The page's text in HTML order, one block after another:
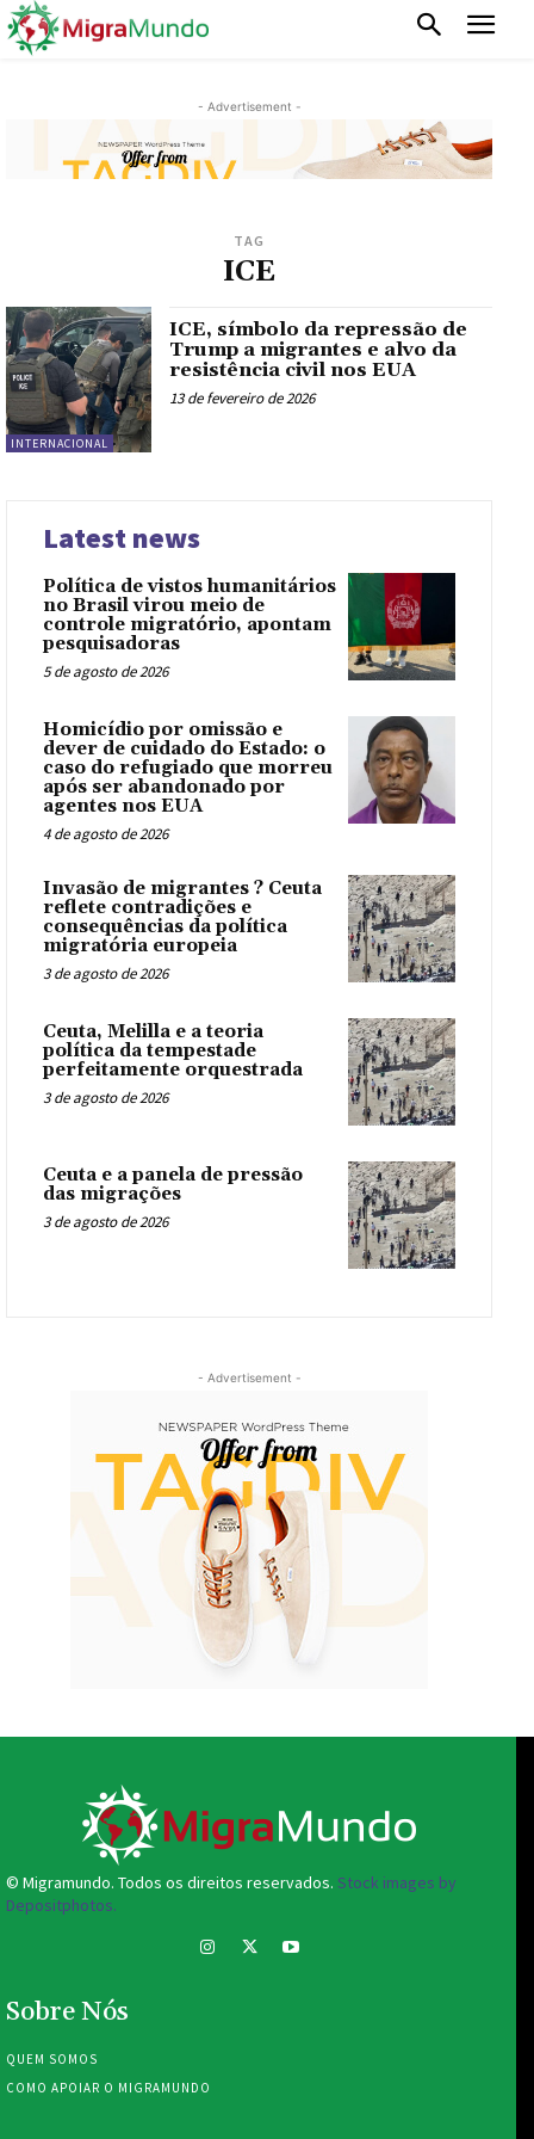
- Advertisement -
TAG
ICE
INTERNACIONAL
ICE, símbolo da repressão de
Trump a migrantes e alvo da
resistência civil nos EUA
13 de fevereiro de 2026
Latest news
Política de vistos humanitários
no Brasil virou meio de
controle migratório, apontam
pesquisadoras
5 de agosto de 2026
Homicídio por omissão e
dever de cuidado do Estado: o
caso do refugiado que morreu
após ser abandonado por
agentes nos EUA
4 de agosto de 2026
Invasão de migrantes ? Ceuta
reflete contradições e
consequências da política
migratória europeia
3 de agosto de 2026
Ceuta, Melilla e a teoria
política da tempestade
perfeitamente orquestrada
3 de agosto de 2026
Ceuta e a panela de pressão
das migrações
3 de agosto de 2026
- Advertisement -
© Migramundo. Todos os direitos reservados. Stock images by
Depositphotos.
Sobre Nós
QUEM SOMOS
COMO APOIAR O MIGRAMUNDO